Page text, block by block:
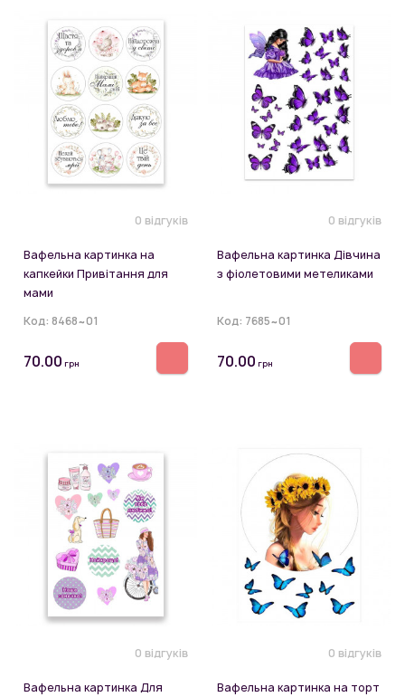
0 відгуків
Вафельна картинка на
капкейки Привітання для
мами
Код: 8468~01
70.00 грн
0 відгуків
Вафельна картинка Дівчина
з фіолетовими метеликами
Код: 7685~01
70.00 грн
0 відгуків
Вафельна картинка Для
0 відгуків
Вафельна картинка на торт